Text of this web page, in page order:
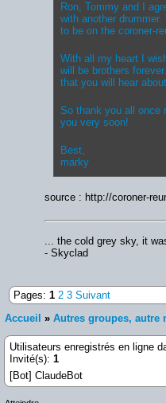
Ron, Tommy and I
with another
to be on the coroner-
With all my heart I
will be brothers
that you will hear
So thank you all once
you very soon!
Best,
marky
source : http://coroner-
... the cold grey sky, it
- Skyclad
Pages: 1 2 3 Suivant
Accueil » Autres groupes, autre
Utilisateurs enregistrés en ligne
Invité(s): 1
[Bot] ClaudeBot